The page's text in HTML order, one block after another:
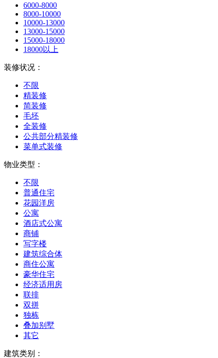
6000-8000
8000-10000
10000-13000
13000-15000
15000-18000
18000以上
装修状况：
不限
精装修
简装修
毛坯
全装修
公共部分精装修
菜单式装修
物业类型：
不限
普通住宅
花园洋房
公寓
酒店式公寓
商铺
写字楼
建筑综合体
商住公寓
豪华住宅
经济适用房
联排
双拼
独栋
叠加别墅
其它
建筑类别：